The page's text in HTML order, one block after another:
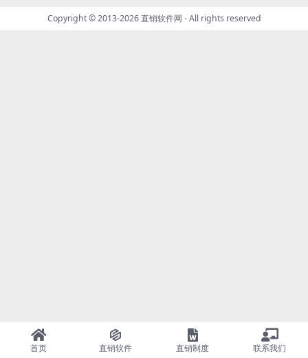
Copyright © 2013-2026直销软件网 - All rights reserved
首页 直销软件 直销制度 联系我们